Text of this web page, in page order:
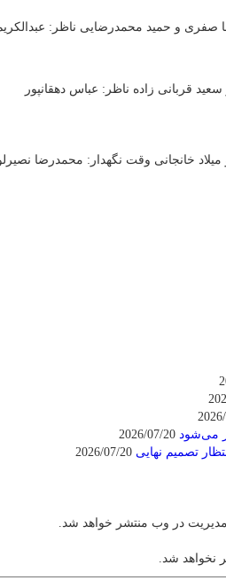
و حمید محمدرضایی ناظر:
قربانی زاده ناظر: عباس دهقانپور
خانجانی وقت نگهدار: محمدرضا
می‌شود
در وب منتشر خواهد شد.
نخواهد شد.